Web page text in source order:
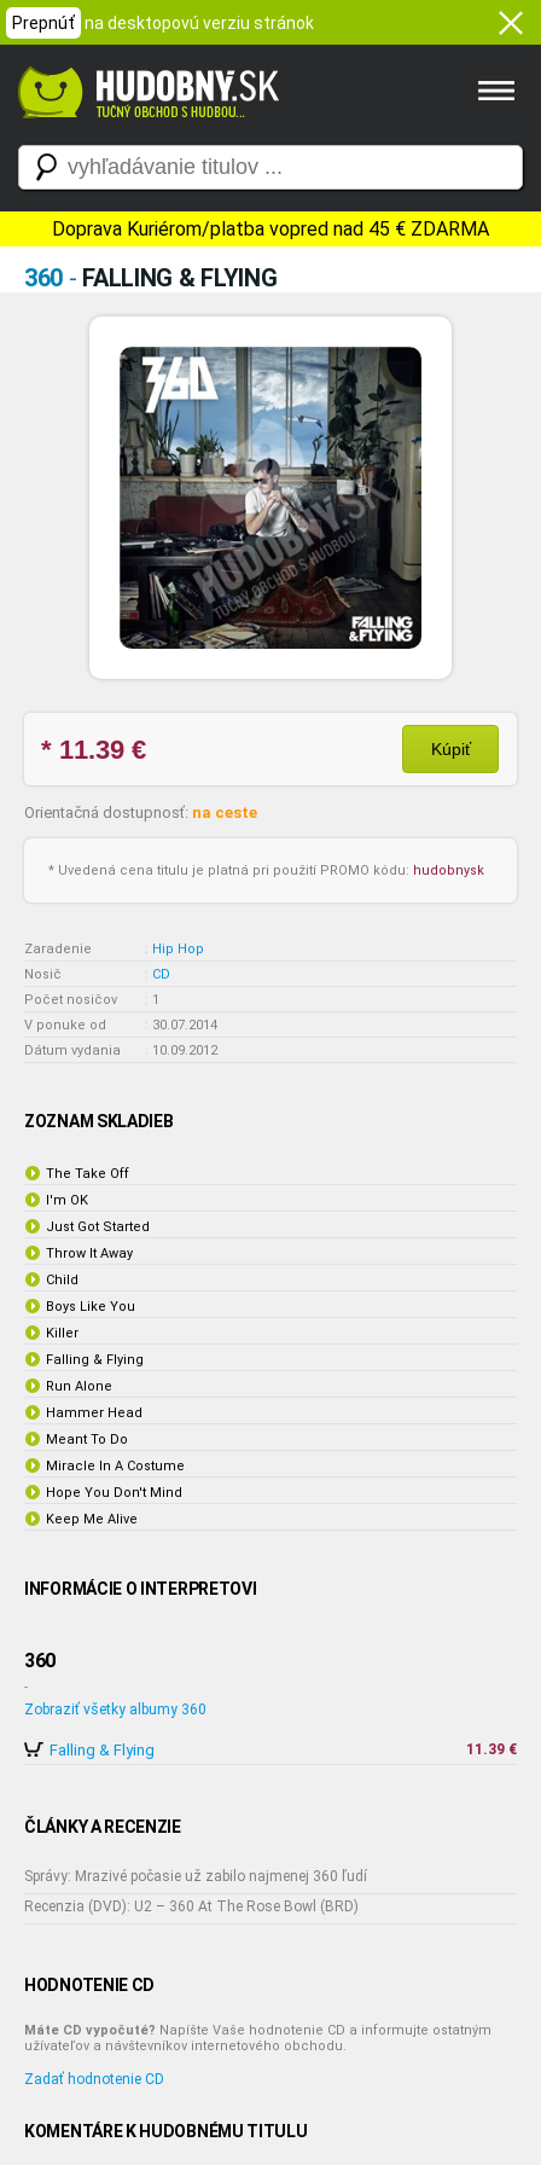
Prepnúť na desktopovú verziu stránok
Doprava Kuriérom/platba vopred nad 45 € ZDARMA
360 - FALLING & FLYING
* 11.39 € Kúpiť
Orientačná dostupnosť: na ceste
* Uvedená cena titulu je platná pri použití PROMO kódu: hudobnysk
Zaradenie : Hip Hop
Nosič
: CD
Počet nosičov
: 1
V ponuke od
: 30.07.2014
Dátum vydania
: 10.09.2012
ZOZNAM SKLADIEB
The Take Off
I'm OK
Just Got Started
Throw It Away
Child
Boys Like You
Killer
Falling & Flying
Run Alone
Hammer Head
Meant To Do
Miracle In A Costume
Hope You Don't Mind
Keep Me Alive
INFORMÁCIE O INTERPRETOVI
360
-
Zobraziť všetky albumy 360
Falling & Flying 11.39 €
ČLÁNKY A RECENZIE
Správy: Mrazivé počasie už zabilo najmenej 360 ľudí
Recenzia (DVD): U2 – 360 At The Rose Bowl (BRD)
HODNOTENIE CD
Máte CD vypočuté? Napíšte Vaše hodnotenie CD a informujte ostatným
užívateľov a návštevníkov internetového obchodu.
Zadať hodnotenie CD
KOMENTÁRE K HUDOBNÉMU TITULU